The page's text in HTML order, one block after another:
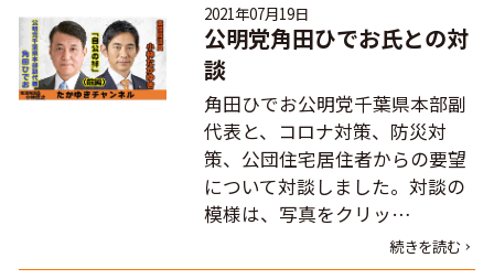
2021年07月19日
公明党角田ひでお氏との対
談
角田ひでお公明党千葉県本部副
代表と、コロナ対策、防災対
策、公団住宅居住者からの要望
について対談しました。対談の
模様は、写真をクリッ…
続きを読む